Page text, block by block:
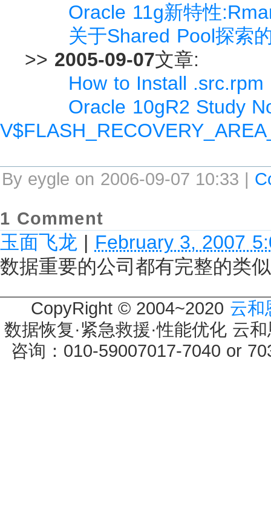
Oracle 11g新特性
关于Shared Pool探索
>> 2005-09-07文章:
How to Install .src.rpm
Oracle 10gR2 Study
By eygle on 2006-09-07 10:33 |
1 Comment
玉面飞龙 | February 3, 2007
数据重要的公司都有完整的类
CopyRight © 2004~2020 云和
数据恢复·紧急救援·性能优化 云
咨询：010-59007017-7040 or